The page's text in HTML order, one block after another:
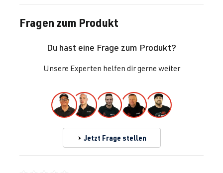
Fragen zum Produkt
Du hast eine Frage zum Produkt?
Unsere Experten helfen dir gerne weiter
Jetzt Frage stellen